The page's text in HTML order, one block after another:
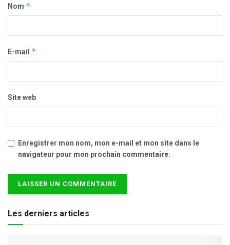
Nom *
E-mail *
Site web
Enregistrer mon nom, mon e-mail et mon site dans le
navigateur pour mon prochain commentaire.
Les derniers articles